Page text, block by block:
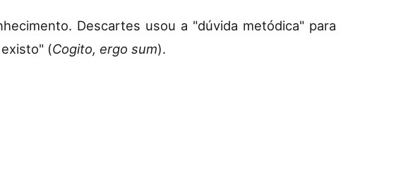
Descartes usou a "dúvida metódica" para
(Cogito, ergo sum).